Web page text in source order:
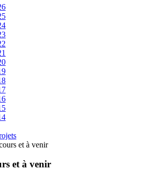
et à venir
et à venir